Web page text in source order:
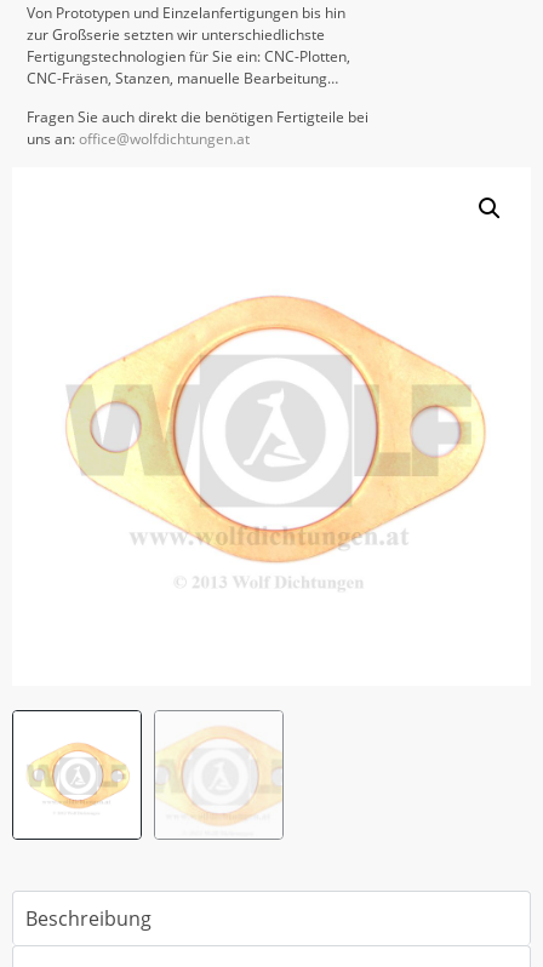
Von Prototypen und Einzelanfertigungen bis hin
zur Großserie setzten wir unterschiedlichste
Fertigungstechnologien für Sie ein: CNC-Plotten,
CNC-Fräsen, Stanzen, manuelle Bearbeitung…
Fragen Sie auch direkt die benötigen Fertigteile bei
uns an:office@wolfdichtungen.at
Beschreibung